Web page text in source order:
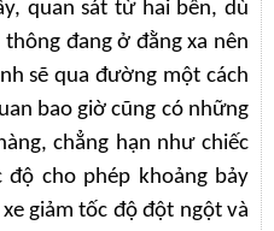
quan sát từ hai bên, dù
đang ở đằng xa nên
sẽ qua đường một cách
bao giờ cũng có những
chẳng hạn như chiếc
cho phép khoảng bảy
giảm tốc độ đột ngột và